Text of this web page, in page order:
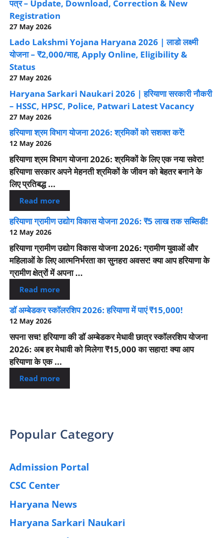
पत्र – Update, Download, Correction & New
Registration
27 May 2026
Lado Lakshmi Yojana Haryana 2026 | लाडो लक्ष्मी
योजना – ₹2,000/माह, Apply Online, Eligibility &
Status
27 May 2026
Haryana Sarkari Naukari 2026 | हरियाणा सरकारी नौकरी
– HSSC, HPSC, Police, Patwari Latest Vacancy
27 May 2026
हरियाणा श्रम विभाग योजना 2026: श्रमिकों को सशक्त करें!
12 May 2026
हरियाणा श्रम विभाग योजना 2026: श्रमिकों के लिए एक नया सवेरा!
हरियाणा सरकार अपने मेहनती श्रमिकों के जीवन को बेहतर बनाने के
लिए प्रतिबद्ध ...
Read more
हरियाणा ग्रामीण उद्योग विकास योजना 2026: ₹5 लाख तक सब्सिडी!
12 May 2026
हरियाणा ग्रामीण उद्योग विकास योजना 2026: ग्रामीण युवाओं और
महिलाओं के लिए आत्मनिर्भरता का सुनहरा अवसर! क्या आप हरियाणा के
ग्रामीण क्षेत्रों में अपना ...
Read more
डॉ अम्बेडकर स्कॉलरशिप 2026: हरियाणा में पाएं ₹15,000!
12 May 2026
सपना सच! हरियाणा की डॉ अम्बेडकर मेधावी छात्र स्कॉलरशिप योजना
2026: अब हर मेधावी को मिलेगा ₹15,000 का सहारा! क्या आप
हरियाणा के एक ...
Read more
Popular Category
Admission Portal
CSC Center
Haryana News
Haryana Sarkari Naukari